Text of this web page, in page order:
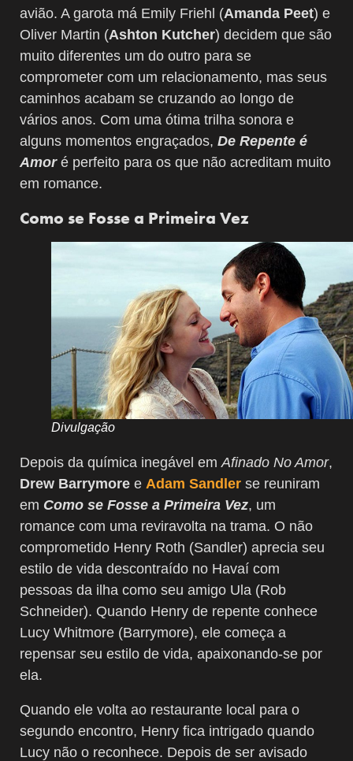
avião. A garota má Emily Friehl (Amanda Peet) e
Oliver Martin (Ashton Kutcher) decidem que são
muito diferentes um do outro para se
comprometer com um relacionamento, mas seus
caminhos acabam se cruzando ao longo de
vários anos. Com uma ótima trilha sonora e
alguns momentos engraçados, De Repente é
Amor é perfeito para os que não acreditam muito
em romance.
Como se Fosse a Primeira Vez
Divulgação
Depois da química inegável em Afinado No Amor,
Drew Barrymore e Adam Sandler se reuniram
em Como se Fosse a Primeira Vez, um
romance com uma reviravolta na trama. O não
comprometido Henry Roth (Sandler) aprecia seu
estilo de vida descontraído no Havaí com
pessoas da ilha como seu amigo Ula (Rob
Schneider). Quando Henry de repente conhece
Lucy Whitmore (Barrymore), ele começa a
repensar seu estilo de vida, apaixonando-se por
ela.
Quando ele volta ao restaurante local para o
segundo encontro, Henry fica intrigado quando
Lucy não o reconhece. Depois de ser avisado